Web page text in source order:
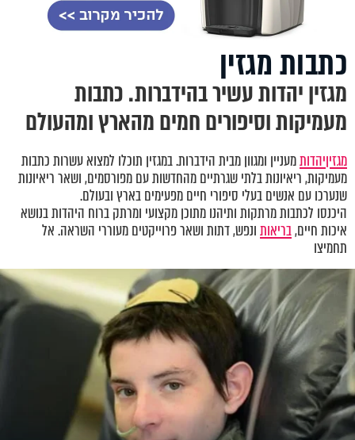
כתבות מגזין
מגזין יהדות עשיר בהידברות. כתבות
מעמיקות וסיפורים חמים מהארץ ומהעולם
מגזיןיהדותמעניין ומגוון מבית הידברות. במגזין תוכלו למצוא עשרות כתבות
מעמיקות, ריאיונות בלתי שגרתיים מהחדשות עם מפורסמים, ושאר ריאיונות
שנערכו עם אנשים בעלי סיפורי חיים מפעימים בארץ ובעולם.
היכנסו לכתבות מרתקות ותיהנו מתוכן מקצועי ומרתק ברוח היהדות בנושא
איכות חיים,בריאותונפש, דתות ושאר פרוייקטים מעוררי השראה. אל
תחמיצו